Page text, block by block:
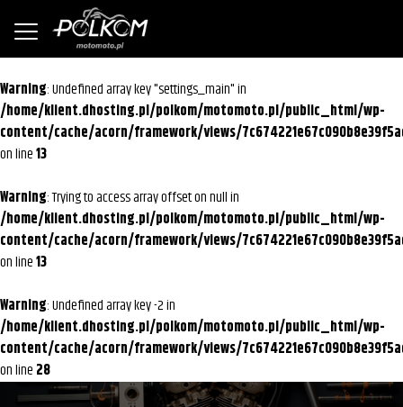
Warning : Undefined array key "settings_main" in
/home/klient.dhosting.pl/polkom/motomoto.pl/public_html/wp-
content/cache/acorn/framework/views/
on line13
Warning : Trying to access array offset on null in
/home/klient.dhosting.pl/polkom/motomoto.pl/public_html/wp-
content/cache/acorn/framework/views/
on line13
Warning : Undefined array key -2 in
/home/klient.dhosting.pl/polkom/motomoto.pl/public_html/wp-
content/cache/acorn/framework/views/
on line 28